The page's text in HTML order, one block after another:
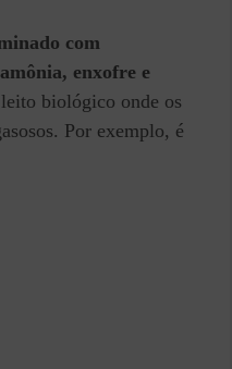
com
enxofre e
biológico onde os
Por exemplo, é